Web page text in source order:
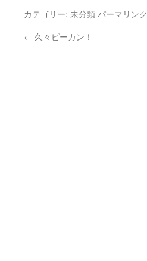
カテゴリー: 未分類パーマリンク
← 久々ピーカン！